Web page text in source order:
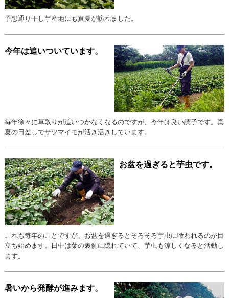
予想通り干し芋産地にも真夏が訪れました。
今年は追いついています。
毎年徐々に草取りが追いつかなくなるのですが、今年は良い調子です。真
夏の日差しでサツマイモが活き活きしています。
お盆を過ぎると芋虫です。
これも毎年のことですが、お盆を過ぎるとそろそろ芋虫に喰われるのが目
立ち始めます。日中は葉の裏側に隠れていて、芋虫も涼しくなると活動し
ます。
暑いから発酵が進みます。